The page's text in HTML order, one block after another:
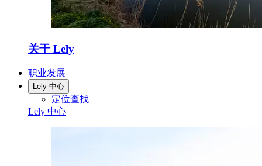
关于 Lely
职业发展
Lely 中心
定位查找
Lely 中心